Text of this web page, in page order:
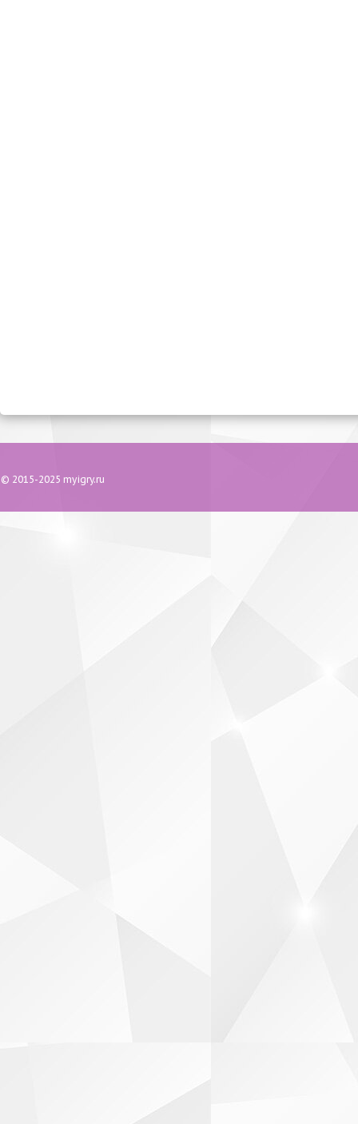
© 2015-2025 myigry.ru